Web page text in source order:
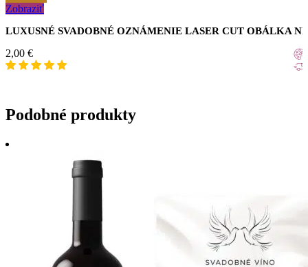
Zobraziť
LUXUSNÉ SVADOBNÉ OZNÁMENIE LASER CUT OBÁLKA
2,00 €
Podobné produkty